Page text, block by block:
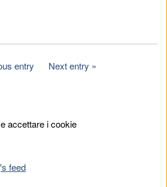
entry Next entry
accettare i cookie
feed